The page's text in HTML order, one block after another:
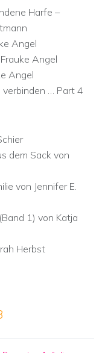
Harfe –
Angel
Angel
Angel
… Part 4
dem Sack von
von Jennifer E.
1) von Katja
Herbst